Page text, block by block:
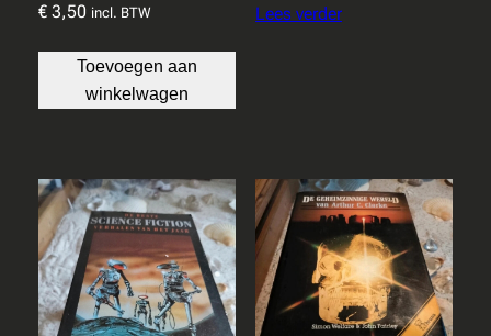
€3,50 incl. BTW
Toevoegen aan
winkelwagen
Lees verder